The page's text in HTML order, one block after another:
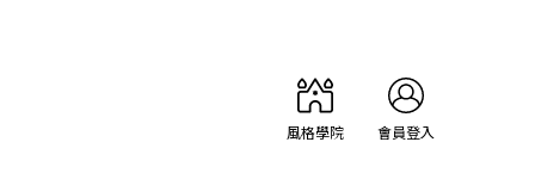
風格學院 會員登入